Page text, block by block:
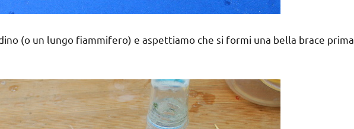
(o un lungo fiammifero) e aspettiamo che si formi una bella brace prima